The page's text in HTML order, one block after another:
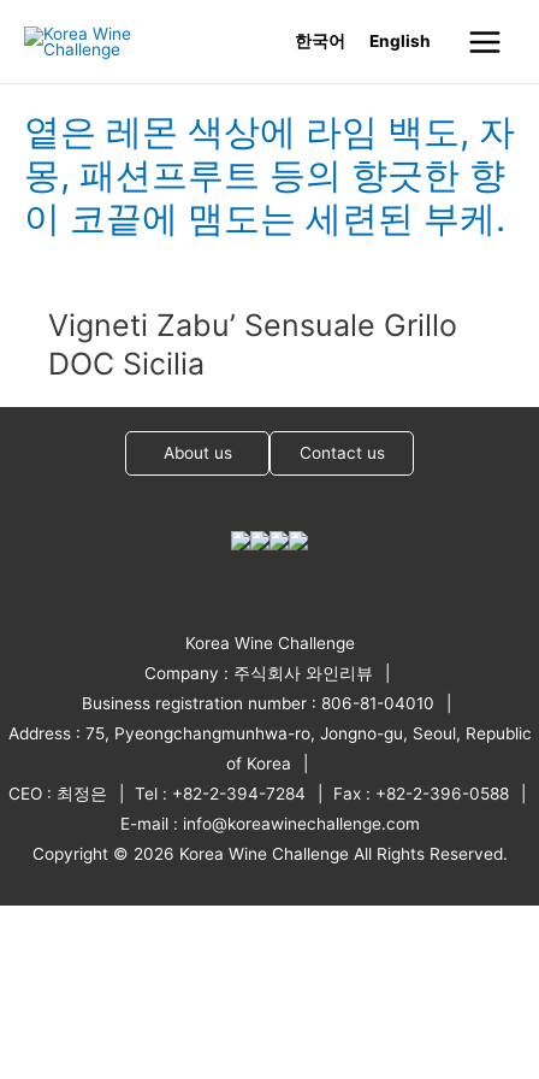
한국어 English
Main
옅은 레몬 색상에 라임 백도, 자
몽, 패션프루트 등의 향긋한 향
이 코끝에 맴도는 세련된 부케.
Vigneti Zabu’ Sensuale Grillo
DOC Sicilia
About us Contact us
Korea Wine Challenge
Company : 주식회사 와인리뷰
Business registration number : 806-81-04010
Address : 75, Pyeongchangmunhwa-ro, Jongno-gu, Seoul, Republic
of Korea
CEO : 최정은
Tel : +82-2-394-7284
Fax : +82-2-396-0588
E-mail : info@koreawinechallenge.com
Copyright © 2026 Korea Wine Challenge All Rights Reserved.